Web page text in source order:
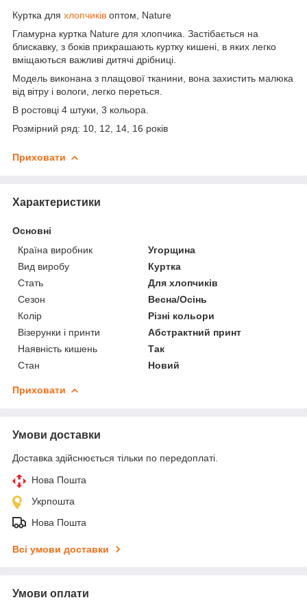
Куртка для хлопчиків оптом, Nature
Гламурна куртка Nature для хлопчика. Застібається на
блискавку, з боків прикрашають куртку кишені, в яких легко
вміщаються важливі дитячі дрібниці.
Модель виконана з плащової тканини, вона захистить малюка
від вітру і вологи, легко переться.
В ростовці 4 штуки, 3 кольора.
Розмірний ряд: 10, 12, 14, 16 років
Приховати
Характеристики
Основні
Країна виробник
Угорщина
Вид виробу
Куртка
Стать
Для хлопчиків
Сезон
Весна/Осінь
Колір
Різні кольори
Візерунки і принти
Абстрактний принт
Наявність кишень
Так
Стан
Новий
Приховати
Умови доставки
Доставка здійснюється тільки по передоплаті.
Нова Пошта
Укрпошта
Нова Пошта
Всі умови доставки
Умови оплати